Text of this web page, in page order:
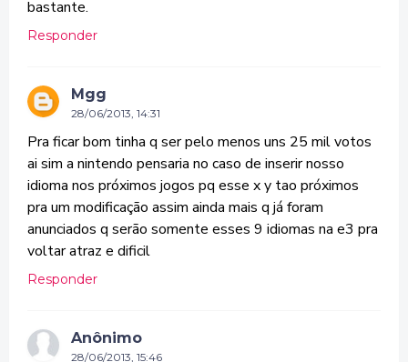
bastante.
Responder
Mgg
28/06/2013, 14:31
Pra ficar bom tinha q ser pelo menos uns 25 mil votos
ai sim a nintendo pensaria no caso de inserir nosso
idioma nos próximos jogos pq esse x y tao próximos
pra um modificação assim ainda mais q já foram
anunciados q serão somente esses 9 idiomas na e3 pra
voltar atraz e dificil
Responder
Anônimo
28/06/2013, 15:46